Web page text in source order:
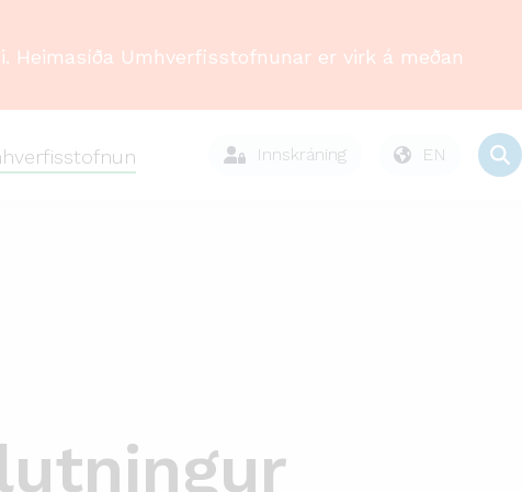
Innskráning EN
Heimasíða Umhverfisstofnunar er virk á meðan